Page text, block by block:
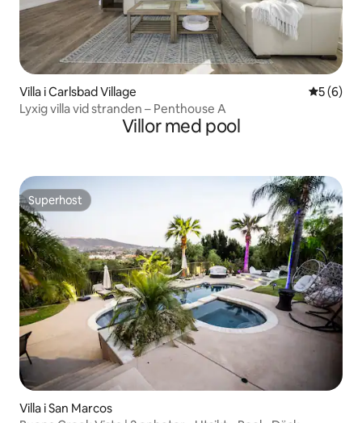
Villa i Carlsbad Village 5 av 5 i
5 (6)
Lyxig villa vid stranden – Penthouse A
Villor med pool
Superhost
Superhost
Villa i San Marcos